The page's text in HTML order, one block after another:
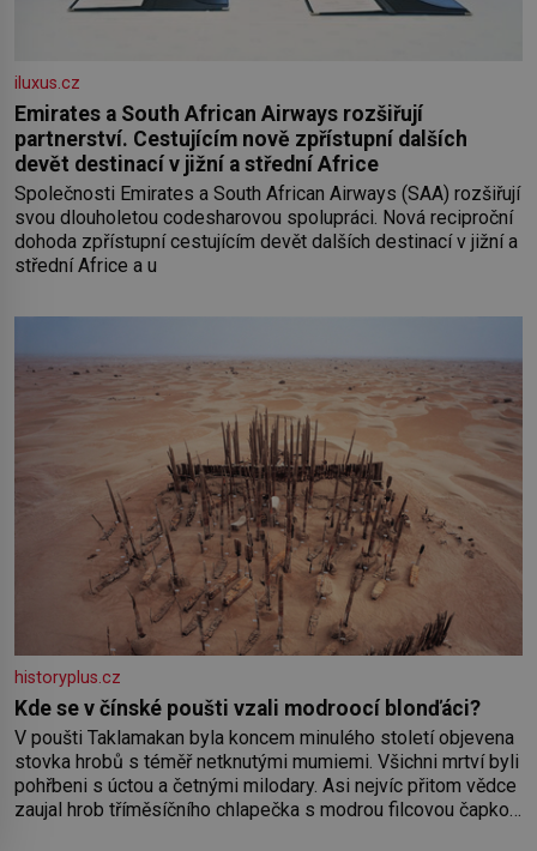
iluxus.cz
Emirates a South African Airways rozšiřují
partnerství. Cestujícím nově zpřístupní dalších
devět destinací v jižní a střední Africe
Společnosti Emirates a South African Airways (SAA) rozšiřují
svou dlouholetou codesharovou spolupráci. Nová reciproční
dohoda zpřístupní cestujícím devět dalších destinací v jižní a
střední Africe a u
historyplus.cz
Kde se v čínské poušti vzali modroocí blonďáci?
V poušti Taklamakan byla koncem minulého století objevena
stovka hrobů s téměř netknutými mumiemi. Všichni mrtví byli
pohřbeni s úctou a četnými milodary. Asi nejvíc přitom vědce
zaujal hrob tříměsíčního chlapečka s modrou filcovou čapkou,